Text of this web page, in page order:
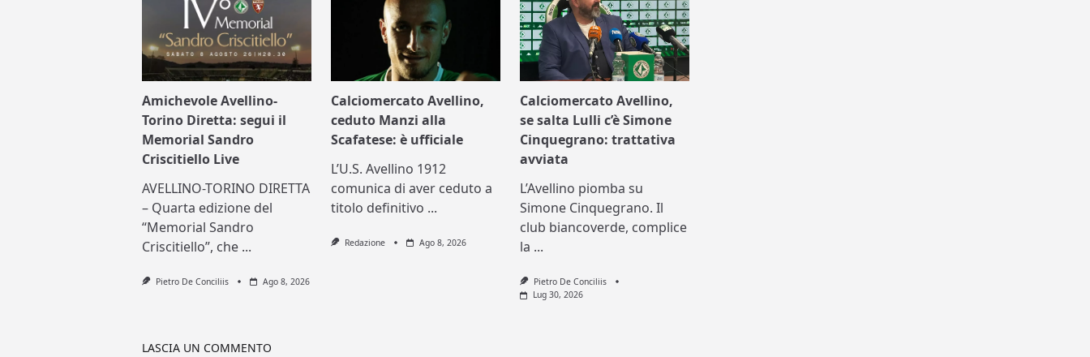
Amichevole Avellino-
Torino Diretta: segui il
Memorial Sandro
Criscitiello Live
AVELLINO-TORINO DIRETTA
– Quarta edizione del
“Memorial Sandro
Criscitiello”, che ...
Pietro De Conciliis Ago 8, 2026
Calciomercato Avellino,
ceduto Manzi alla
Scafatese: è ufficiale
L’U.S. Avellino 1912
comunica di aver ceduto a
titolo definitivo ...
Redazione Ago 8, 2026
Calciomercato Avellino,
se salta Lulli c’è Simone
Cinquegrano: trattativa
avviata
L’Avellino piomba su
Simone Cinquegrano. Il
club biancoverde, complice
la ...
Pietro De Conciliis
Lug 30, 2026
LASCIA UN COMMENTO